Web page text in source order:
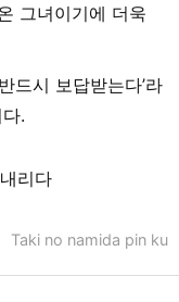
그녀이기에 더욱
드시 보답받는다’라
.
내리다
Taki no namida pin ku